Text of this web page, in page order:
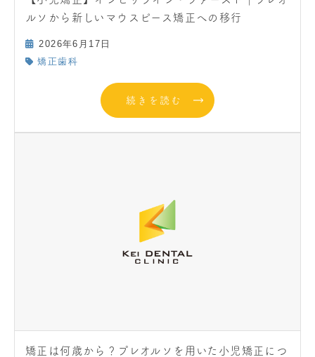
ルソから新しいマウスピース矯正への移行
2026年6月17日
矯正歯科
続きを読む
矯正は何歳から？プレオルソを用いた小児矯正につ